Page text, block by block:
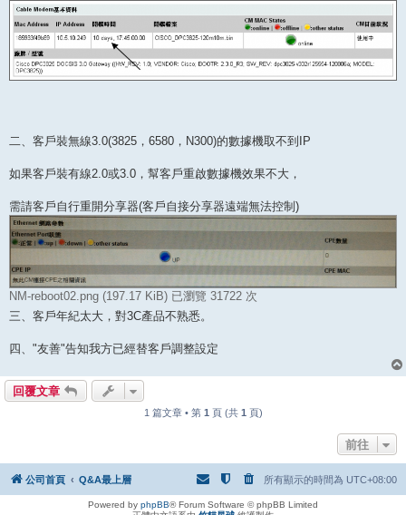
二、客戶裝無線3.0(3825，6580，N300)的數據機取不到IP
如果客戶裝有線2.0或3.0，幫客戶重啟數據機效果不大，
需請客戶自行重開分享器(客戶自接分享器遠端無法控制)
NM-reboot02.png (197.17 KiB) 已瀏覽 31722 次
三、客戶年紀太大，對3C產品不熟悉。
四、"友善"告知我方已經替客戶調整設定
回覆文章
1 篇文章 • 第 1 頁 (共 1 頁)
前往
公司首頁 Q&A最上層 所有顯示的時間為 UTC+08:00
Powered by phpBB® Forum Software © phpBB Limited